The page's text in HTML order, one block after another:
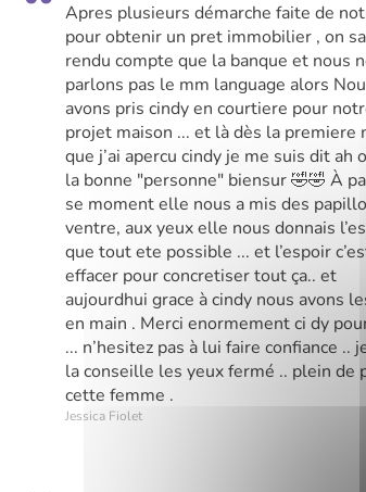
Apres plusieurs démarche faite de
pour obtenir un pret immobilier , on
rendu compte que la banque et nous
parlons pas le mm language alors
avons pris cindy en courtiere pour
projet maison ... et là dès la premiere
que j’ai apercu cindy je me suis dit ah
la bonne "personne" biensur 🤣🤣 À
se moment elle nous a mis des
ventre, aux yeux elle nous donnais
que tout ete possible ... et l’espoir
effacer pour concretiser tout ça.. et
aujourdhui grace à cindy nous avons
en main . Merci enormement ci dy
... n’hesitez pas à lui faire confiance ..
la conseille les yeux fermé .. plein de
cette femme .
Jessica Fiolet